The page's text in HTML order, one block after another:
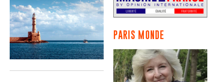
PARIS MONDE